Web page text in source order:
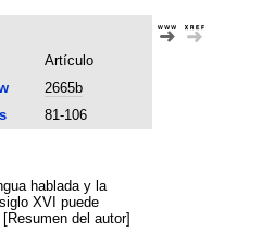
Artículo
2665b
81-106
hablada y la
XVI puede
del autor]